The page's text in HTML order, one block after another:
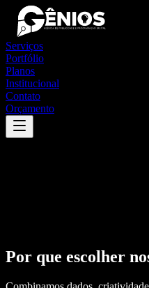
Serviços
Portfólio
Planos
Institucional
Contato
Orçamento
Por que escolher